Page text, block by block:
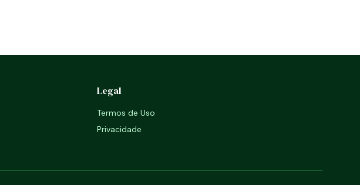
Legal
Termos de Uso
Privacidade